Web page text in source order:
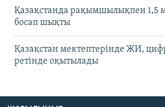
Қазақстанда рақымшылықпен 1,5
босап шықты
Қазақстан мектептерінде ЖИ,
ретінде оқытылады